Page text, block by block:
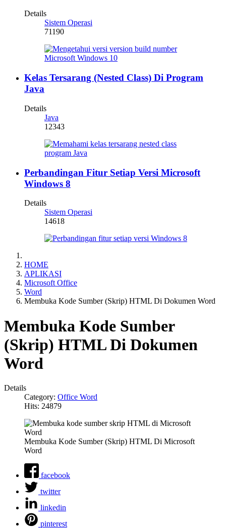
Details
Sistem Operasi
71190
Kelas Tersarang (Nested Class) Di Program
Java
Details
Java
12343
Perbandingan Fitur Setiap Versi Microsoft
Windows 8
Details
Sistem Operasi
14618
HOME
APLIKASI
Microsoft Office
Word
Membuka Kode Sumber (Skrip) HTML Di Dokumen Word
Membuka Kode Sumber
(Skrip) HTML Di Dokumen
Word
Details
Category: Office Word
Hits: 24879
Membuka Kode Sumber (Skrip) HTML Di Microsoft
Word
facebook
twitter
linkedin
pinterest